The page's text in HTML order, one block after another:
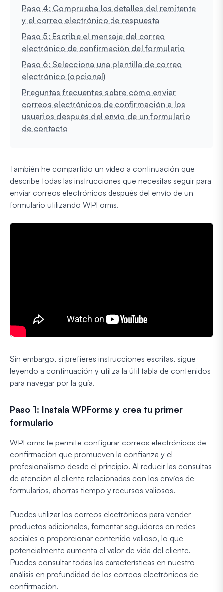
Paso 4: Comprueba los detalles del remitente
y el correo electrónico de respuesta
Paso 5: Escribe el mensaje del correo
electrónico de confirmación del formulario
Paso 6: Selecciona una plantilla de correo
electrónico (opcional)
Preguntas frecuentes sobre cómo enviar
correos electrónicos de confirmación a los
usuarios después del envío de un formulario
de contacto
También he compartido un vídeo a continuación que
describe todas las instrucciones que necesitas seguir para
enviar correos electrónicos después del envío de un
formulario utilizando WPForms.
Sin embargo, si prefieres instrucciones escritas, sigue
leyendo a continuación y utiliza la útil tabla de contenidos
para navegar por la guía.
Paso 1: Instala WPForms y crea tu primer
formulario
WPForms te permite configurar correos electrónicos de
confirmación que promueven la confianza y el
profesionalismo desde el principio. Al reducir las consultas
de atención al cliente relacionadas con los envíos de
formularios, ahorras tiempo y recursos valiosos.
Puedes utilizar los correos electrónicos para vender
productos adicionales, fomentar seguidores en redes
sociales o proporcionar contenido valioso, lo que
potencialmente aumenta el valor de vida del cliente.
Puedes consultar todas las características en nuestro
análisis en profundidad de los correos electrónicos de
confirmación.